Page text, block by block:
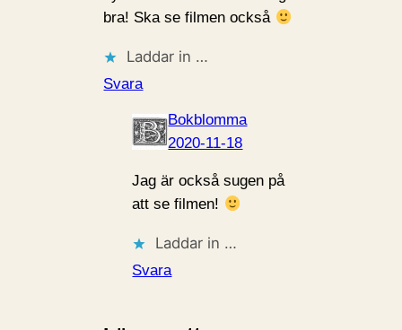
bra! Ska se filmen också
Laddar in …
Svara
Bokblomma
2020-11-18
Jag är också sugen på
att se filmen!
Laddar in …
Svara